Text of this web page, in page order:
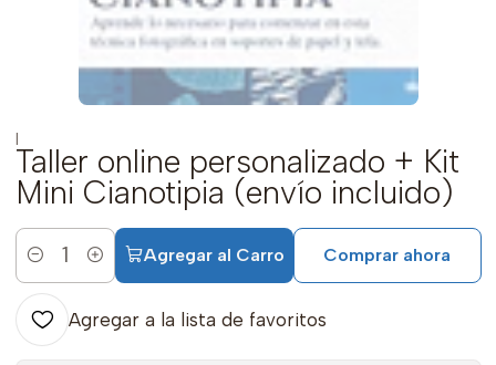
|
Taller online personalizado + Kit
Mini Cianotipia (envío incluido)
Cantidad
Agregar al Carro Comprar ahora
Agregar a la lista de favoritos